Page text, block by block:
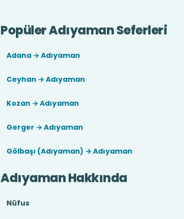
Popüler Adıyaman Seferleri
Adana → Adıyaman
Ceyhan → Adıyaman
Kozan → Adıyaman
Gerger → Adıyaman
Gölbaşı (Adıyaman) → Adıyaman
Adıyaman Hakkında
Nüfus